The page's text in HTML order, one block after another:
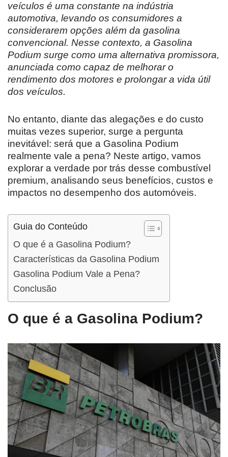
veículos é uma constante na indústria
automotiva, levando os consumidores a
considerarem opções além da gasolina
convencional. Nesse contexto, a Gasolina
Podium surge como uma alternativa promissora,
anunciada como capaz de melhorar o
rendimento dos motores e prolongar a vida útil
dos veículos.
No entanto, diante das alegações e do custo
muitas vezes superior, surge a pergunta
inevitável: será que a Gasolina Podium
realmente vale a pena? Neste artigo, vamos
explorar a verdade por trás desse combustível
premium, analisando seus benefícios, custos e
impactos no desempenho dos automóveis.
Guia do Conteúdo
O que é a Gasolina Podium?
Características da Gasolina Podium
Gasolina Podium Vale a Pena?
Conclusão
O que é a Gasolina Podium?